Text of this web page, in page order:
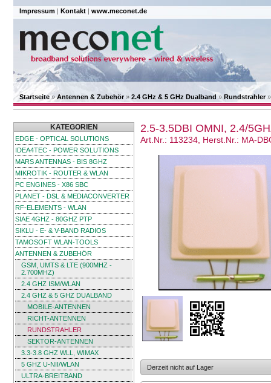
Impressum | Kontakt | www.meconet.de
Startseite»Antennen & Zubehör » 2.4 GHz & 5 GHz Dualband» Rundstrahler
KATEGORIEN
EDGE - OPTICAL SOLUTIONS
IDEA4TEC - POWER SOLUTIONS
MARS ANTENNAS - BIS 8GHZ
MIKROTIK - ROUTER & WLAN
PC ENGINES - X86 SBC
PLANET - DSL & MEDIACONVERTER
RF-ELEMENTS - WLAN
SIAE 4GHZ - 80GHZ PTP
SIKLU - E- & V-BAND RADIOS
TAMOSOFT WLAN-TOOLS
ANTENNEN & ZUBEHÖR
GSM, UMTS & LTE (900MHZ -
2.700MHZ)
2.4 GHZ ISM/WLAN
2.4 GHZ & 5 GHZ DUALBAND
MOBILE-ANTENNEN
RICHT-ANTENNEN
RUNDSTRAHLER
SEKTOR-ANTENNEN
3.3-3.8 GHZ WLL, WIMAX
5 GHZ U-NII/WLAN
ULTRA-BREITBAND
2.5-3.5DBI OMNI, 2.4/
Art.Nr.: 113234, Herst.Nr.: MA-
Derzeit nicht auf Lager